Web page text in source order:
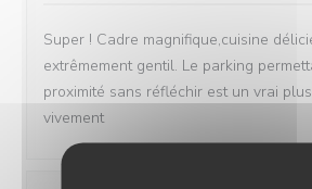
Super ! Cadre magnifique,cuisine
extrêmement gentil. Le parking
proximité sans réfléchir est un vrai
vivement